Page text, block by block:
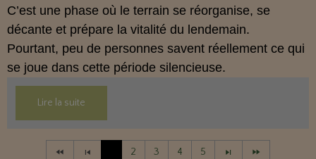
C’est une phase où le terrain se réorganise, se
décante et prépare la vitalité du lendemain.
Pourtant, peu de personnes savent réellement ce qui
se joue dans cette période silencieuse.
Lire la suite
2 3 4 5